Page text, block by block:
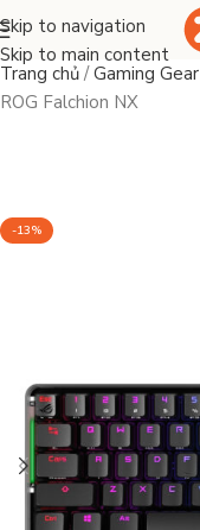
Skip to navigation
Skip to main content
Trang chủ /Gaming Gear
ROG Falchion NX
-13%